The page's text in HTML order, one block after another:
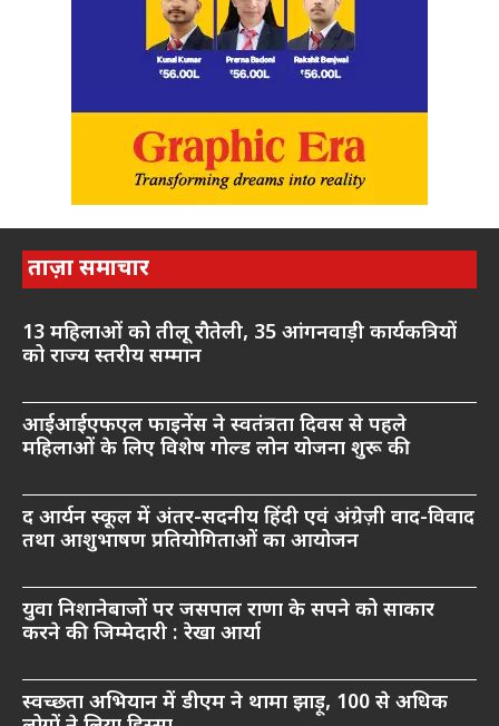
ताज़ा समाचार
13 महिलाओं को तीलू रौतेली, 35 आंगनवाड़ी कार्यकत्रियों
को राज्य स्तरीय सम्मान
आईआईएफएल फाइनेंस ने स्वतंत्रता दिवस से पहले
महिलाओं के लिए विशेष गोल्ड लोन योजना शुरू की
द आर्यन स्कूल में अंतर-सदनीय हिंदी एवं अंग्रेज़ी वाद-विवाद
तथा आशुभाषण प्रतियोगिताओं का आयोजन
युवा निशानेबाजों पर जसपाल राणा के सपने को साकार
करने की जिम्मेदारी : रेखा आर्या
स्वच्छता अभियान में डीएम ने थामा झाड़ू, 100 से अधिक